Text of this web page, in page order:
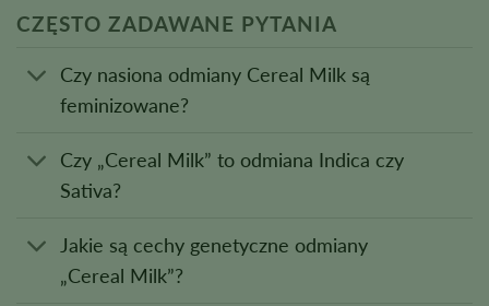
CZĘSTO ZADAWANE PYTANIA
Czy nasiona odmiany Cereal Milk są
feminizowane?
Czy „Cereal Milk” to odmiana Indica czy
Sativa?
Jakie są cechy genetyczne odmiany
„Cereal Milk”?